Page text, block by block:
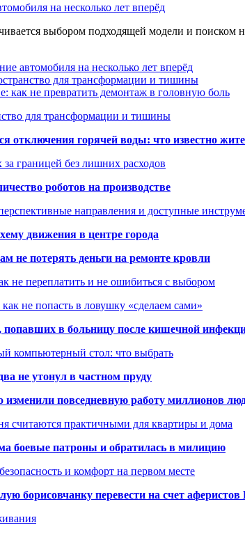
на несколько лет вперёд
выбором подходящей модели и
автомобиля на несколько лет вперёд
для трансформации и тишины
как не превратить демонтаж в головную боль
для трансформации и тишины
отключения горячей воды: что известно
границей без лишних расходов
роботов на производстве
направления и доступные
движения в центре города
не потерять деньги на ремонте кровли
не переплатить и не ошибиться с выбором
не попасть в ловушку «сделаем сами»
попавших в больницу после кишечной
компьютерный стол: что выбрать
не утонул в частном пруду
изменили повседневную работу миллионов
считаются практичными для квартиры и дома
боевые патроны и обратилась в милицию
и комфорт на первом месте
борисовчанку перевести на счет